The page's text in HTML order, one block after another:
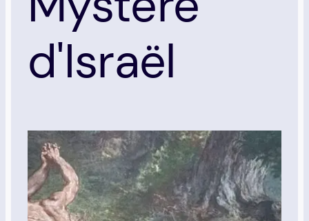
d'Israël